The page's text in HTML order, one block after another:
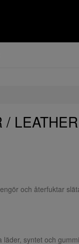
/
och återfuktar
läder, syntet och